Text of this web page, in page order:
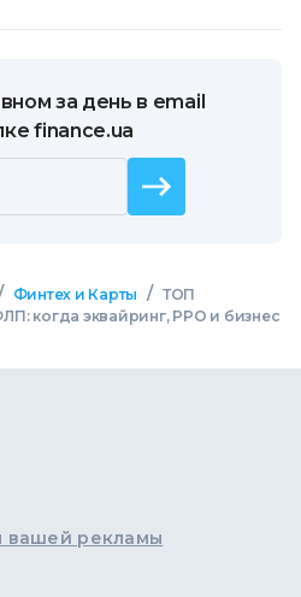
за день в email
finance.ua
Финтех и Карты / ТОП
когда эквайринг, РРО и бизнес
вашей рекламы